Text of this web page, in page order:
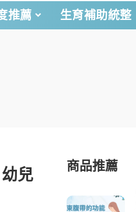
推薦 生育補助統整
兒
商品推薦